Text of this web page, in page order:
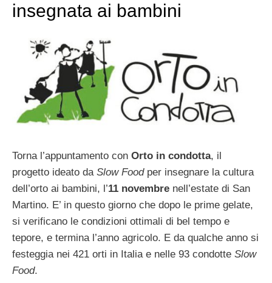
insegnata ai bambini
Torna l’appuntamento con Orto in condotta, il
progetto ideato da Slow Foodper insegnare la cultura
dell’orto ai bambini, l’11 novembre nell’estate di San
Martino. E’ in questo giorno che dopo le prime gelate,
si verificano le condizioni ottimali di bel tempo e
tepore, e termina l’anno agricolo. E da qualche anno si
festeggia nei 421 orti in Italia e nelle 93 condotte Slow
Food.